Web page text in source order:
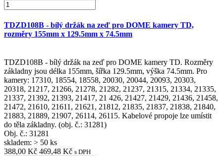
TDZD108B - bílý držák na zeď pro DOME kamery TD,
rozměry 155mm x 129.5mm x 74.5mm
TDZD108B - bílý držák na zeď pro DOME kamery TD. Rozměry
základny jsou délka 155mm, šířka 129.5mm, výška 74.5mm. Pro
kamery: 17310, 18554, 18558, 20030, 20044, 20093, 20303,
20318, 21217, 21266, 21278, 21282, 21237, 21315, 21334, 21335,
21337, 21392, 21393, 21417, 21 426, 21427, 21429, 21436, 21458,
21472, 21610, 21611, 21621, 21812, 21835, 21837, 21838, 21840,
21883, 21889, 21907, 26114, 26115. Kabelové propoje lze umístit
do těla základny. (obj. č.: 31281)
Obj. č.: 31281
skladem: > 50 ks
388,00 Kč 469,48 Kč s DPH